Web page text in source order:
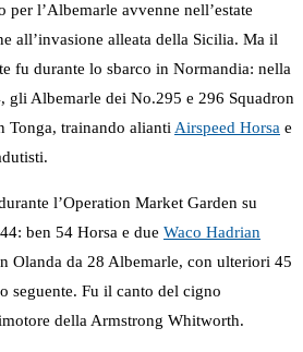
l’Albemarle avvenne nell’estate
all’invasione alleata della Sicilia. Ma il
fu durante lo sbarco in Normandia: nella
gli Albemarle dei No.295 e 296 Squadron
Tonga, trainando aliantiAirspeed Horsa e
l’Operation Market Garden su
ben 54 Horsa e due Waco Hadrian
Olanda da 28 Albemarle, con ulteriori 45
Fu il canto del cigno
della Armstrong Whitworth.